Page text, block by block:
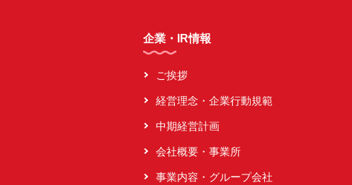
企業・IR情報
ご挨拶
経営理念・企業行動規範
中期経営計画
会社概要・事業所
事業内容・グループ会社